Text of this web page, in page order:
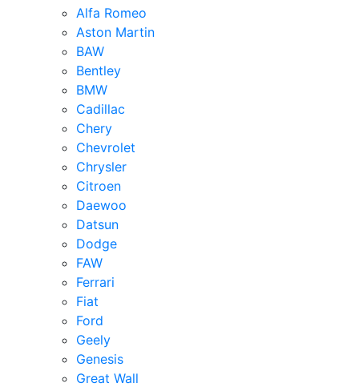
Alfa Romeo
Aston Martin
BAW
Bentley
BMW
Cadillac
Chery
Chevrolet
Chrysler
Citroen
Daewoo
Datsun
Dodge
FAW
Ferrari
Fiat
Ford
Geely
Genesis
Great Wall